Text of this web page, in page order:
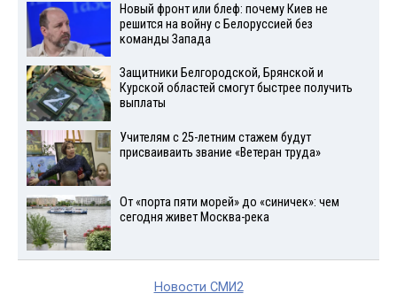
Новый фронт или блеф: почему Киев не
решится на войну с Белоруссией без
команды Запада
Защитники Белгородской, Брянской и
Курской областей смогут быстрее получить
выплаты
Учителям с 25-летним стажем будут
присваиваить звание «Ветеран труда»
От «порта пяти морей» до «синичек»: чем
сегодня живет Москва-река
Новости СМИ2